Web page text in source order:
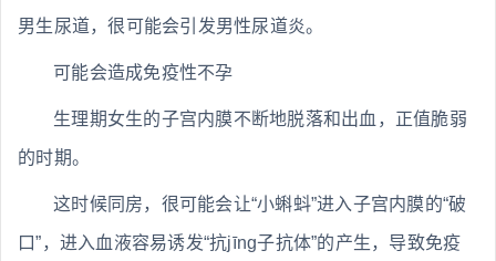
男生尿道，很可能会引发男性尿道炎。
可能会造成免疫性不孕
生理期女生的子宫内膜不断地脱落和出血，正值脆弱
的时期。
这时候同房，很可能会让“小蝌蚪”进入子宫内膜的“破
口”，进入血液容易诱发“抗jīng子抗体”的产生，导致免疫